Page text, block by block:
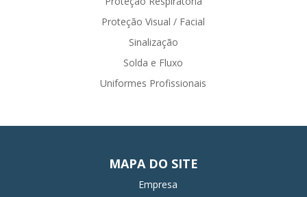
Proteção Visual / Facial
Sinalização
Solda e Fluxo
Uniformes Profissionais
MAPA DO SITE
Empresa